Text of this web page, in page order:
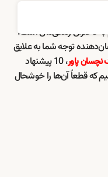
به دختران زندگی‌مان است.
توجه شما به علایق
نچسان پاور
، 10 پیشنهاد
که قطعاً آن‌ها را خوشحال